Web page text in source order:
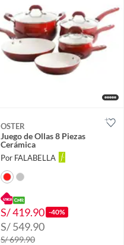
OSTER
Juego de Ollas 8 Piezas
Cerámica
Por FALABELLA
S/ 419.90 -40%
S/ 549.90
S/ 699.90